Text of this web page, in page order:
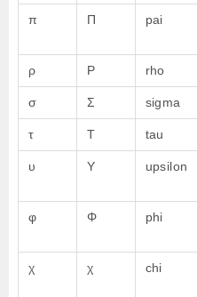
π Π pai
ρ Ρ rho
σ Σ sigma
τ Τ tau
υ Υ upsilon
φ Φ phi
χ χ chi